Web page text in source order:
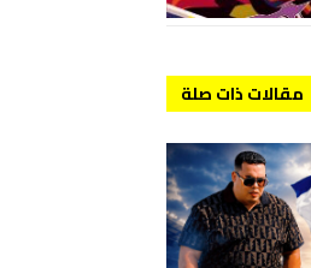
مقالات ذات صلة